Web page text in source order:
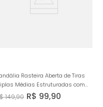
Rasteira Aberta de Tiras
Médias Estruturadas com
de Brilho em Manta de
Strass Feminino Milano Preta 14148
149,90 R$ 99,90